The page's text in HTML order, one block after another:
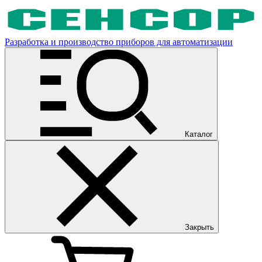
Разработка и производство приборов для автоматизации
Каталог
Закрыть